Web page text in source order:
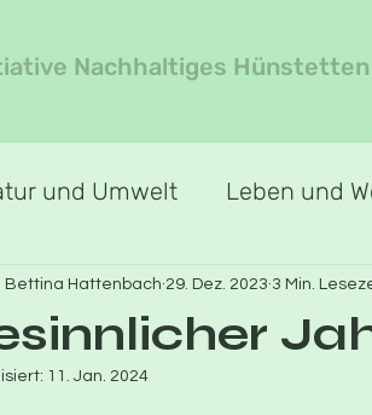
Nachhaltiges Hünstetten
und Umwelt Leben und
Special Jahreszeit Frühling
Bettina Hattenbach 29. Dez. 2023 3 Min.
11. Jan. 2024